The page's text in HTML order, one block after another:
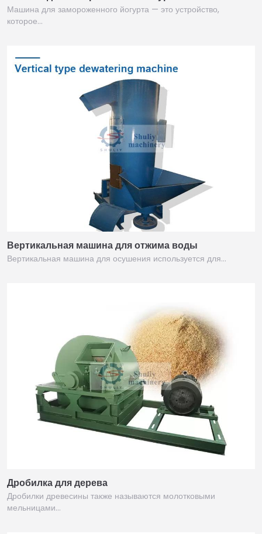
Машина для замороженного йогурта — это устройство,
которое…
Вертикальная машина для отжима воды
Вертикальная машина для осушения используется для…
Дробилка для дерева
Дробилки древесины также называются молотковыми
мельницами…